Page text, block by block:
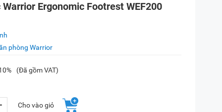
Ergonomic Footrest WEF200
phòng Warrior
(Đã gồm VAT)
Cho vào giỏ